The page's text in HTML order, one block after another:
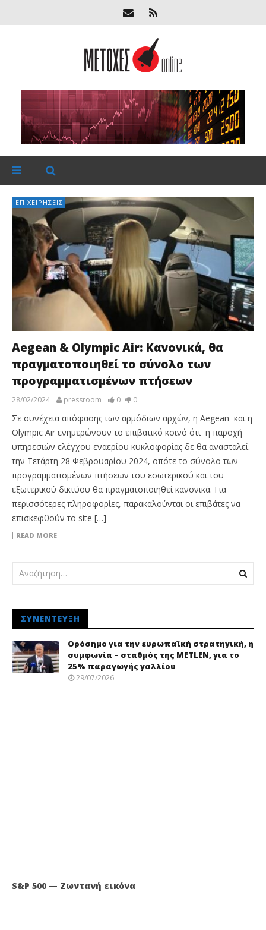
ΕΠΙΧΕΙΡΉΣΕΙΣ
Aegean & Olympic Air: Κανονικά, θα
πραγματοποιηθεί το σύνολο των
προγραμματισμένων πτήσεων
28/02/2024 pressroom 0 0
Σε συνέχεια απόφασης των αρμόδιων αρχών, η Aegean και η
Olympic Air ενημερώνουν το επιβατικό κοινό ότι η παροχή
υπηρεσιών ελέγχου εναερίου κυκλοφορίας δε θα ανασταλεί
την Τετάρτη 28 Φεβρουαρίου 2024, οπότε το σύνολο των
προγραμματισμένων πτήσεων του εσωτερικού και του
εξωτερικού δικτύου θα πραγματοποιηθεί κανονικά. Για
περισσότερες πληροφορίες, παρακαλούνται οι επιβάτες να
επισκεφθούν το site […]
READ MORE
ΣΥΝΈΝΤΕΥΞΗ
Ορόσημο για την ευρωπαϊκή στρατηγική, η
συμφωνία – σταθμός της METLEN, για το
25% παραγωγής γαλλίου
29/07/2026
S&P 500 — Ζωντανή εικόνα